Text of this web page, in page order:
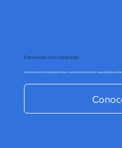
Entrevistas a profundidad
Conversaciones individuales que revelan percepciones, expectativas y